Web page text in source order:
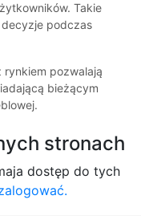
Takie
decyzje podczas
rynkiem pozwalają
bieżącym
stronach
dostęp do tych